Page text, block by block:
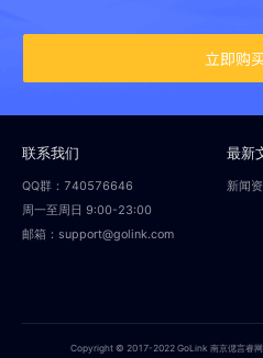
立即购
联系我们
QQ群：740576646
周一至周日 9:00-23:00
邮箱：support@golink.com
最新
新闻
Copyright © 2017-2022 GoLink 南京偲言睿